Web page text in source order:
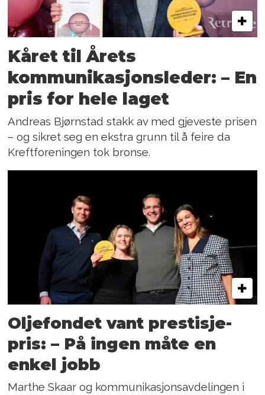
Kåret til Årets
kommunikasjonsleder: – En
pris for hele laget
Andreas Bjørnstad stakk av med gjeveste prisen
– og sikret seg en ekstra grunn til å feire da
Kreftforeningen tok bronse.
Oljefondet vant prestisje-
pris: – På ingen måte en
enkel jobb
Marthe Skaar og kommunikasjonsavdelingen i